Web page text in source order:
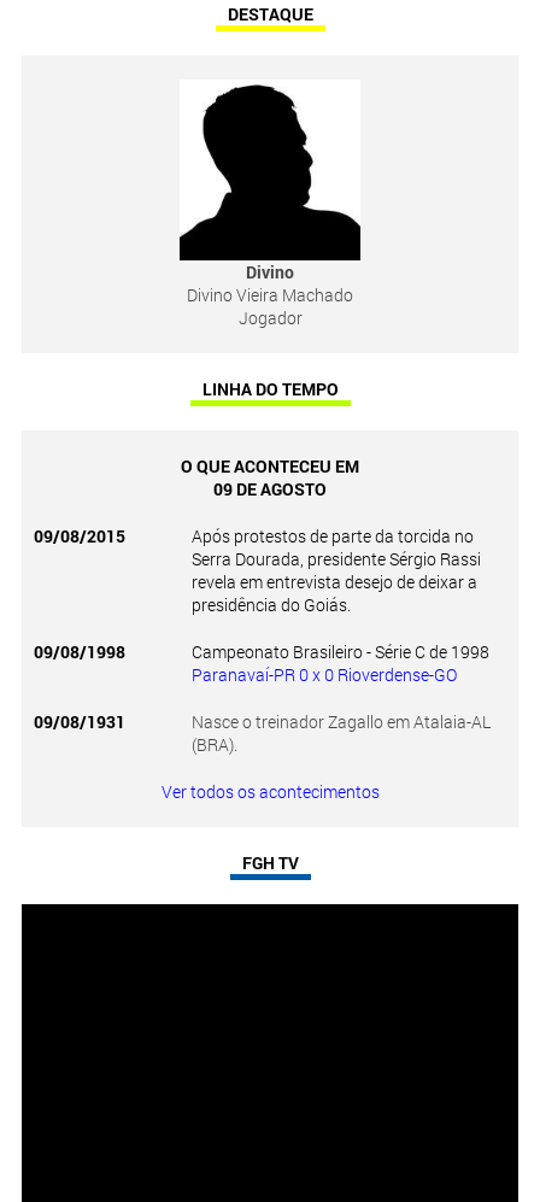
DESTAQUE
Divino
Divino Vieira Machado
Jogador
LINHA DO TEMPO
O QUE ACONTECEU EM
09 DE AGOSTO
09/08/2015
Após protestos de parte da torcida no
Serra Dourada, presidente Sérgio Rassi
revela em entrevista desejo de deixar a
presidência do Goiás.
09/08/1998
Campeonato Brasileiro - Série C de 1998
Paranavaí-PR 0 x 0 Rioverdense-GO
09/08/1931
Nasce o treinador Zagallo em Atalaia-AL
(BRA).
Ver todos os acontecimentos
FGH TV